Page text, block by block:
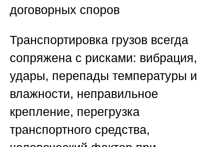
договорных споров
Транспортировка грузов всегда
сопряжена с рисками: вибрация,
удары, перепады температуры и
влажности, неправильное
крепление, перегрузка
транспортного средства,